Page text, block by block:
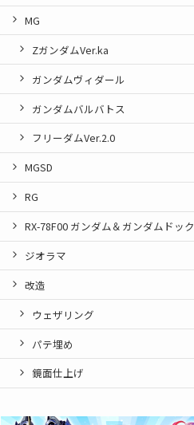
MG
ZガンダムVer.ka
ガンダムヴィダール
ガンダムバルバトス
フリーダムVer.2.0
MGSD
RG
RX-78F00 ガンダム＆ガンダムドック
ジオラマ
改造
ウェザリング
パテ埋め
鏡面仕上げ